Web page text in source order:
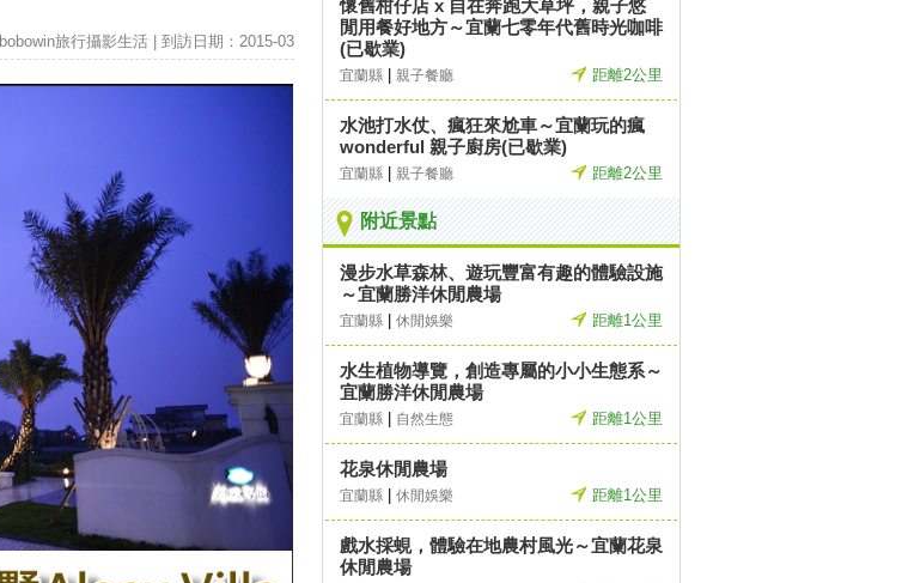
bobowin旅行攝影生活 | 到訪日期：2015-03
懷舊柑仔店 x 自在奔跑大草坪，親子悠
閒用餐好地方～宜蘭七零年代舊時光咖啡
(已歇業)
宜蘭縣 親子餐廳 距離2公里
水池打水仗、瘋狂來尬車～宜蘭玩的瘋
wonderful 親子廚房(已歇業)
宜蘭縣 親子餐廳 距離2公里
附近景點
漫步水草森林、遊玩豐富有趣的體驗設施
～宜蘭勝洋休閒農場
宜蘭縣 休閒娛樂 距離1公里
水生植物導覽，創造專屬的小小生態系～
宜蘭勝洋休閒農場
宜蘭縣 自然生態 距離1公里
花泉休閒農場
宜蘭縣 休閒娛樂 距離1公里
戲水採蜆，體驗在地農村風光～宜蘭花泉
休閒農場